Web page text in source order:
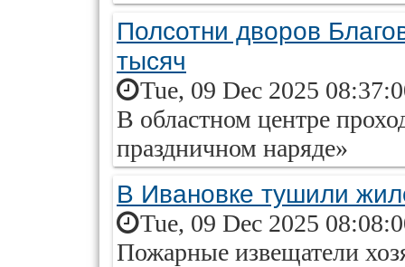
Полсотни дворов
тысяч
Tue, 09 Dec 2025
В областном центре
праздничном наряде»
В Ивановке тушили
Tue, 09 Dec 2025
Пожарные извещатели